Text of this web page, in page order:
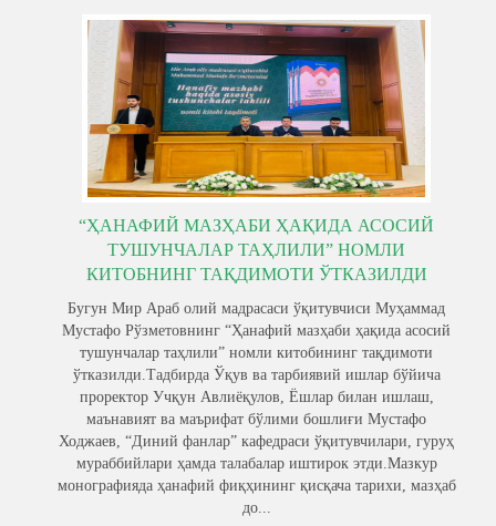
“ҲАНАФИЙ МАЗҲАБИ ҲАҚИДА АСОСИЙ
ТУШУНЧАЛАР ТАҲЛИЛИ” НОМЛИ
КИТОБНИНГ ТАҚДИМОТИ ЎТКАЗИЛДИ
Бугун Мир Араб олий мадрасаси ўқитувчиси Муҳаммад
Мустафо Рўзметовнинг “Ҳанафий мазҳаби ҳақида асосий
тушунчалар таҳлили” номли китобининг тақдимоти
ўтказилди.Тадбирда Ўқув ва тарбиявий ишлар бўйича
проректор Учқун Авлиёқулов, Ёшлар билан ишлаш,
маънавият ва маърифат бўлими бошлиғи Мустафо
Ходжаев, “Диний фанлар” кафедраси ўқитувчилари, гуруҳ
мураббийлари ҳамда талабалар иштирок этди.Мазкур
монографияда ҳанафий фиқҳининг қисқача тарихи, мазҳаб
до...